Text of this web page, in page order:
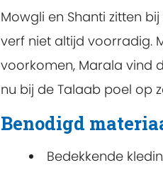
Mowgli en Shanti zitten
verf niet altijd voorradig.
voorkomen, Marala vind
nu bij de Talaab poel op
Benodigd
Bedekkende